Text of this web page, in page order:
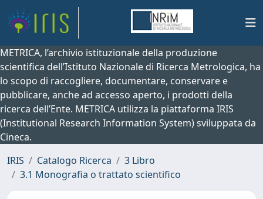
METRICA, l’archivio istituzionale della produzione
scientifica dell’Istituto Nazionale di Ricerca Metrologica, ha
lo scopo di raccogliere, documentare, conservare e
pubblicare, anche ad accesso aperto, i prodotti della
ricerca dell’Ente. METRICA utilizza la piattaforma IRIS
(Institutional Research Information System) sviluppata da
Cineca.
IRIS
Catalogo Ricerca
3 Libro
3.1 Monografia o trattato scientifico